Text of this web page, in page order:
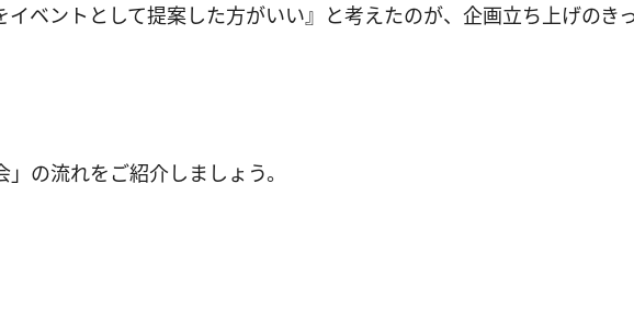
ベントとして提案した方がいい』と考えたのが、企画立ち上げのき
の流れをご紹介しましょう。